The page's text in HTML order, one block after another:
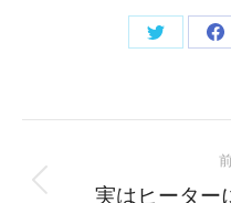
Share
navigation
実はヒーター